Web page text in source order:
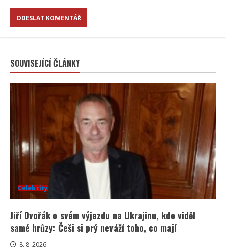
SOUVISEJÍCÍ ČLÁNKY
Celebrity
Jiří Dvořák o svém výjezdu na Ukrajinu, kde viděl
samé hrůzy: Češi si prý neváží toho, co mají
8. 8. 2026